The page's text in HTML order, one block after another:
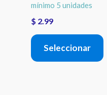
mínimo 5 unidades
$ 2.99
Seleccionar